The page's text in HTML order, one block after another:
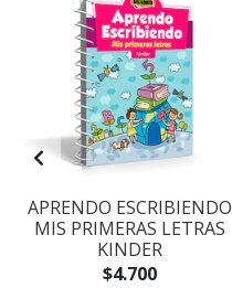
APRENDO ESCRIBIENDO
MIS PRIMERAS LETRAS
KINDER
$4.700